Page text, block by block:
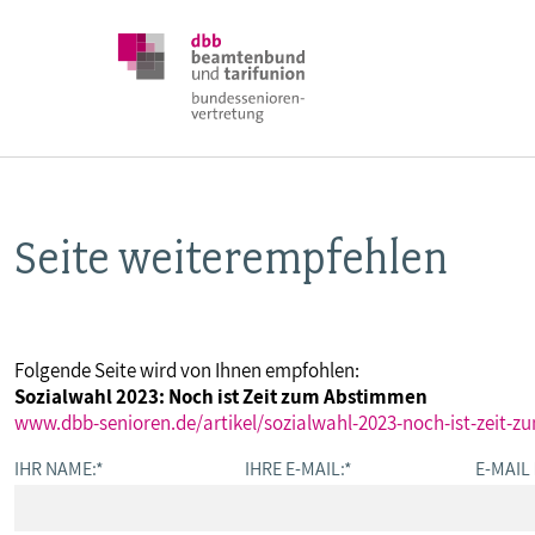
DBB SENIOREN
VERANSTALTUNGEN
Seite weiterempfehlen
Folgende Seite wird von Ihnen empfohlen:
Sozialwahl 2023: Noch ist Zeit zum Abstimmen
www.dbb-senioren.de/artikel/sozialwahl-2023-noch-ist-zeit-
IHR NAME:* IHRE E-MAIL:* E-MAIL